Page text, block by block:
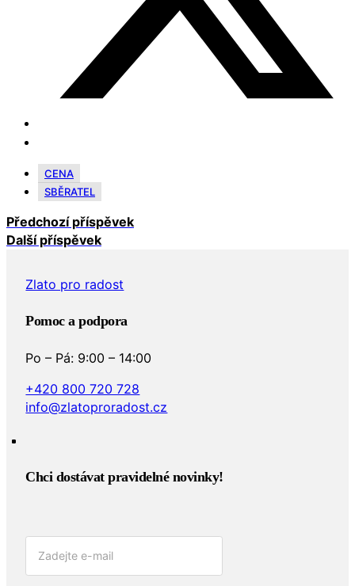
CENA
SBĚRATEL
Předchozí příspěvek
Další příspěvek
Zlato pro radost
Pomoc a podpora
Po – Pá: 9:00 – 14:00
+420 800 720 728
info@zlatoproradost.cz
Chci dostávat pravidelné novinky!​